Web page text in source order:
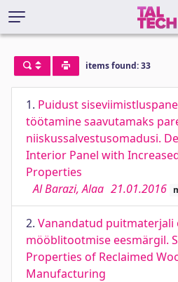
items found: 33
1. Puidust
töötamine saavutamaks
niiskussalvestusomadusi.
Interior Panel with
Properties
Al Barazi, Alaa 21.01.2016
2. Vanandatud
mööblitootmise eesmärgil.
Properties of Reclaimed
Manufacturing